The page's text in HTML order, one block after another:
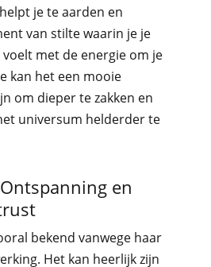
je te aarden en
van stilte waarin je je
met de energie om je
kan het een mooie
om dieper te zakken en
universum helderder te
en
bekend vanwege haar
Het kan heerlijk zijn